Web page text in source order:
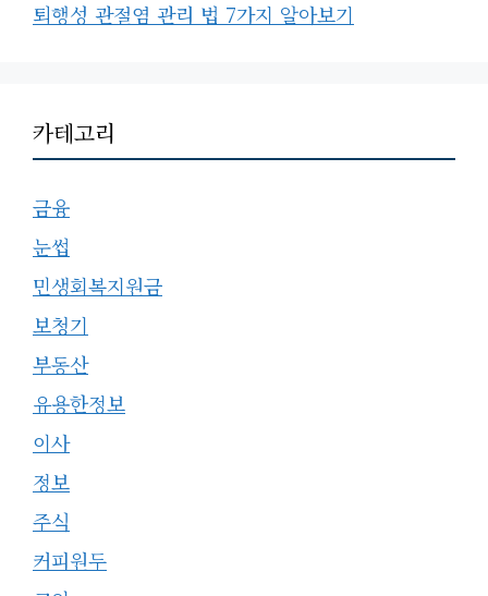
퇴행성 관절염 관리 법 7가지 알아보기
카테고리
금융
눈썹
민생회복지원금
보청기
부동산
유용한정보
이사
정보
주식
커피원두